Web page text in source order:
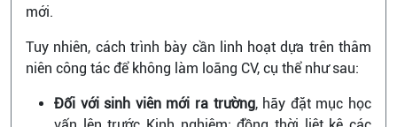
mới.
Tuy nhiên, cách trình bày cần linh hoạt dựa trên thâm
niên công tác để không làm loãng CV, cụ thể như sau:
Đối với sinh viên mới ra trường, hãy đặt mục học